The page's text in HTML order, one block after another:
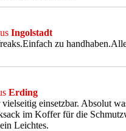
Ingolstadt
zu
Erding
einsetzbar. Absolut
im Koffer für die
Leichtes.